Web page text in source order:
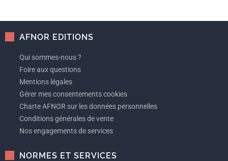
AFNOR EDITIONS
Qui sommes-nous ?
Foire aux questions
Mentions légales
Gérer mes consentements cookies
Charte AFNOR sur les données personnelles
Conditions générales de vente
Nos engagements de services
NORMES ET SERVICES